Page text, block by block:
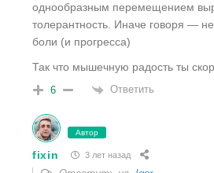
однообразным перемещением
толерантность. Иначе говоря —
боли (и прогресса)
Так что мышечную радость ты
6 Ответить
Автор
fixin 3 лет назад